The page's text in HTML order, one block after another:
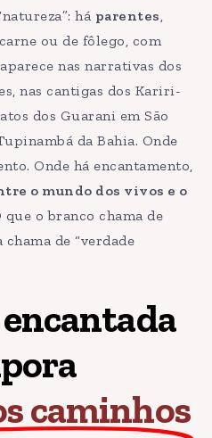
há parentes,
ou de fôlego, com
nas narrativas dos
nas cantigas dos Kariri-
dos Guarani em São
da Bahia. Onde
Onde há encantamento,
o mundo dos vivos e o
que o branco chama de
de “verdade
caminhos